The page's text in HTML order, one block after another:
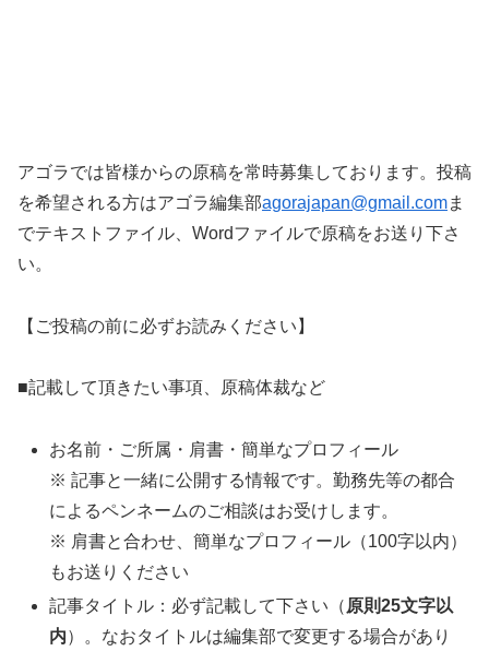
アゴラでは皆様からの原稿を常時募集しております。投稿
を希望される方はアゴラ編集部agorajapan@gmail.comま
でテキストファイル、Wordファイルで原稿をお送り下さ
い。
【ご投稿の前に必ずお読みください】
■記載して頂きたい事項、原稿体裁など
お名前・ご所属・肩書・簡単なプロフィール
※ 記事と一緒に公開する情報です。勤務先等の都合
によるペンネームのご相談はお受けします。
※ 肩書と合わせ、簡単なプロフィール（100字以内）
もお送りください
記事タイトル：必ず記載して下さい（原則25文字以
内）。なおタイトルは編集部で変更する場合があり